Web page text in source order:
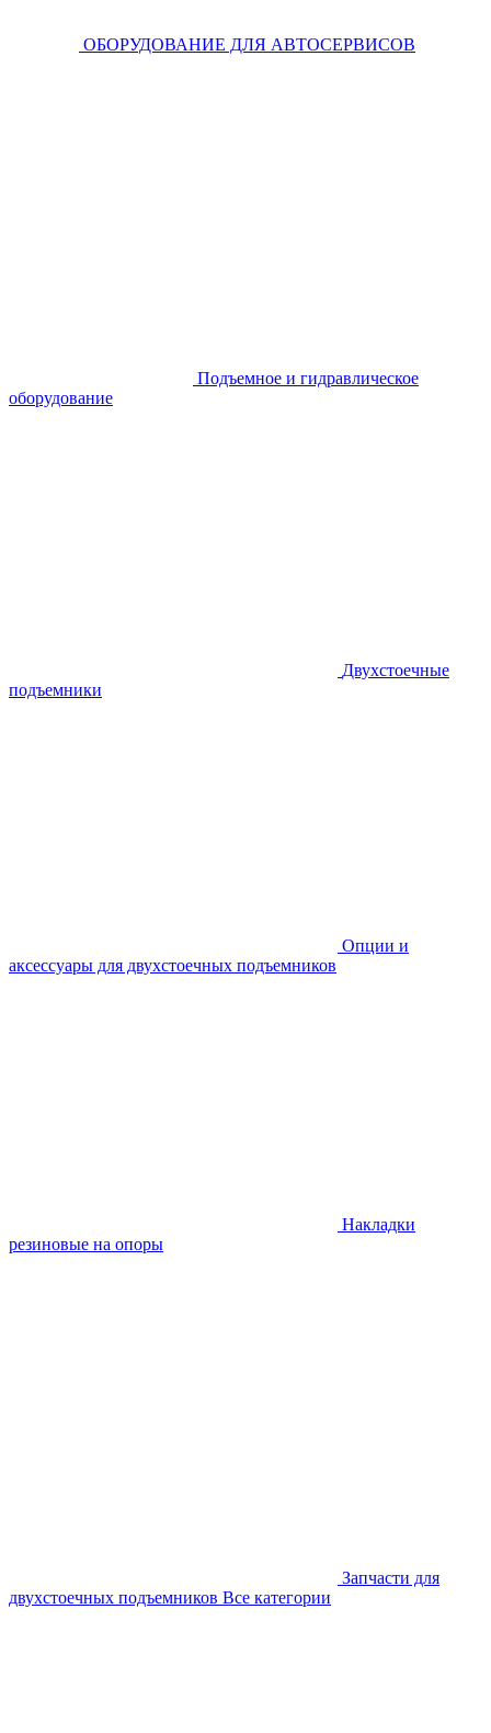
ОБОРУДОВАНИЕ ДЛЯ АВТОСЕРВИСОВ
Подъемное и гидравлическое
оборудование
Двухстоечные
подъемники
Опции и
аксессуары для двухстоечных подъемников
Накладки
резиновые на опоры
Запчасти для
двухстоечных подъемников Все категории